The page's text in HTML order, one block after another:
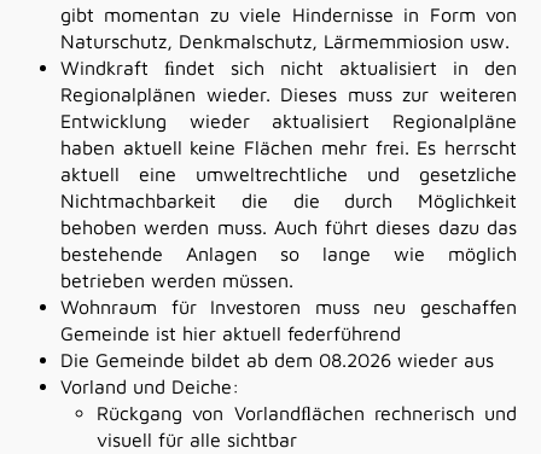
gibt momentan zu viele Hindernisse in Form von
Naturschutz, Denkmalschutz, Lärmemmiosion usw.
Windkraft ﬁndet sich nicht aktualisiert in den
Regionalplänen wieder. Dieses muss zur weiteren
Entwicklung wieder aktualisiert Regionalpläne
haben aktuell keine Flächen mehr frei. Es herrscht
aktuell eine umweltrechtliche und gesetzliche
Nichtmachbarkeit die die durch Möglichkeit
behoben werden muss. Auch führt dieses dazu das
bestehende Anlagen so lange wie möglich
betrieben werden müssen.
Wohnraum für Investoren muss neu geschaffen
Gemeinde ist hier aktuell federführend
Die Gemeinde bildet ab dem 08.2026 wieder aus
Vorland und Deiche:
Rückgang von Vorlandﬂächen rechnerisch und
visuell für alle sichtbar